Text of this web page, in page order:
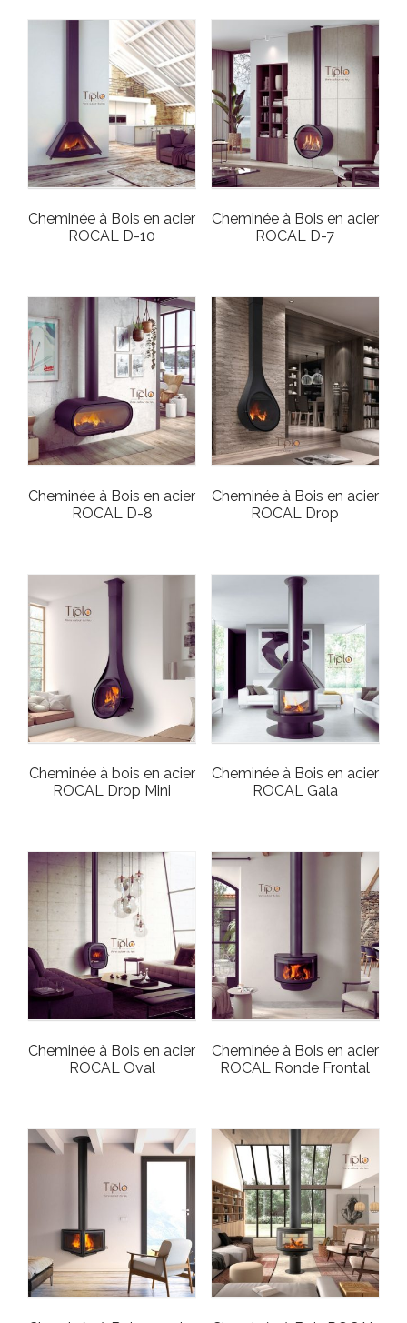
Cheminée à Bois en acier
ROCAL D-10
Cheminée à Bois en acier
ROCAL D-7
Cheminée à Bois en acier
ROCAL D-8
Cheminée à Bois en acier
ROCAL Drop
Cheminée à bois en acier
ROCAL Drop Mini
Cheminée à Bois en acier
ROCAL Gala
Cheminée à Bois en acier
ROCAL Oval
Cheminée à Bois en acier
ROCAL Ronde Frontal